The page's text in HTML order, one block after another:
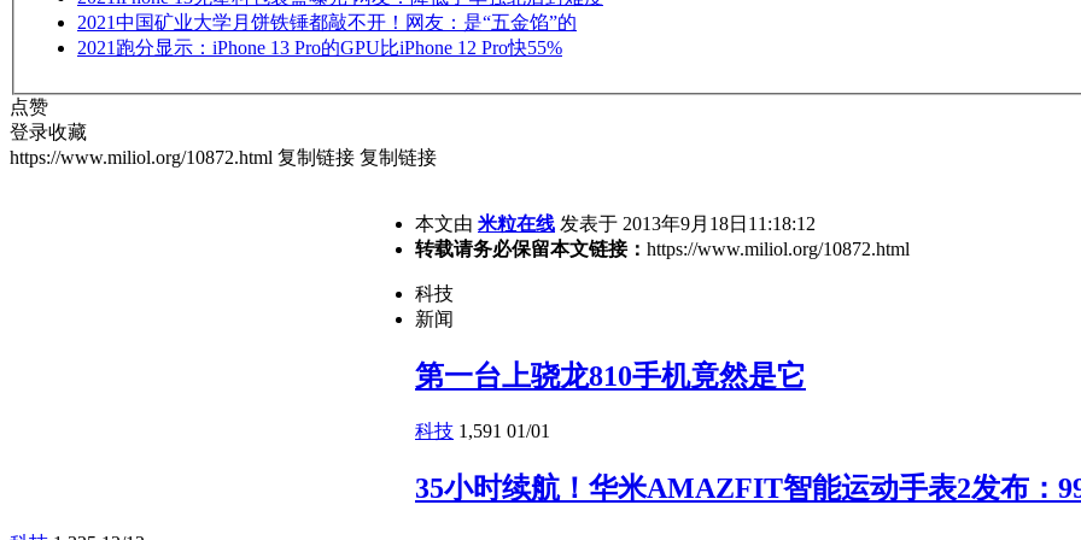
2021中国矿业大学月饼铁锤都敲不开！网友：是“五金馅”的
2021 跑分显示：iPhone 13 Pro的GPU比iPhone 12 Pro快55%
点赞
登录收藏
https://www.miliol.org/10872.html 复制链接 复制链接
本文由 米粒在线 发表于 2013年9月18日11:18:12
转载请务必保留本文链接： https://www.miliol.org/10872.html
科技
新闻
第一台上骁龙810手机竟然是它
科技 1,591 01/01
35小时续航！华米AMAZFIT智能运动手表2发布：